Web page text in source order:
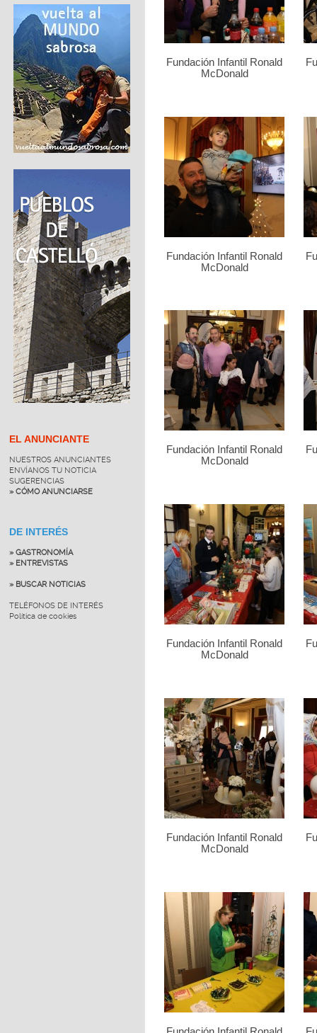
EL ANUNCIANTE
NUESTROS ANUNCIANTES
ENVÍANOS TU NOTICIA
SUGERENCIAS
» CÓMO ANUNCIARSE
DE INTERÉS
» GASTRONOMÍA
» ENTREVISTAS
» BUSCAR NOTICIAS
TELÉFONOS DE INTERÉS
Política de cookies
Fundación Infantil Ronald
McDonald
Fundación Infantil Ronald
McDonald
Fundación Infantil Ronald
McDonald
Fundación Infantil Ronald
McDonald
Fundación Infantil Ronald
McDonald